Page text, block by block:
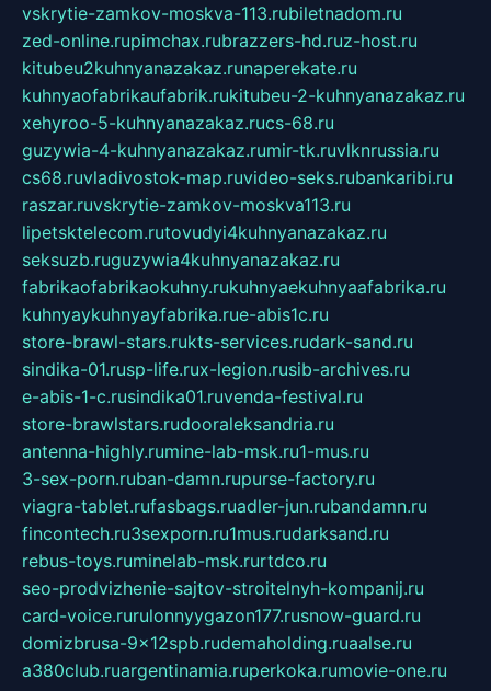
vskrytie-zamkov-moskva-113.rubiletnadom.ru
zed-online.rupimchax.rubrazzers-hd.ruz-host.ru
kitubeu2kuhnyanazakaz.runaperekate.ru
kuhnyaofabrikaufabrik.rukitubeu-2-kuhnyanazakaz.ru
xehyroo-5-kuhnyanazakaz.rucs-68.ru
guzywia-4-kuhnyanazakaz.rumir-tk.ruvlknrussia.ru
cs68.ruvladivostok-map.ruvideo-seks.rubankaribi.ru
raszar.ruvskrytie-zamkov-moskva113.ru
lipetsktelecom.rutovudyi4kuhnyanazakaz.ru
seksuzb.ruguzywia4kuhnyanazakaz.ru
fabrikaofabrikaokuhny.rukuhnyaekuhnyaafabrika.ru
kuhnyaykuhnyayfabrika.rue-abis1c.ru
store-brawl-stars.rukts-services.rudark-sand.ru
sindika-01.rusp-life.rux-legion.rusib-archives.ru
e-abis-1-c.rusindika01.ruvenda-festival.ru
store-brawlstars.rudooraleksandria.ru
antenna-highly.rumine-lab-msk.ru1-mus.ru
3-sex-porn.ruban-damn.rupurse-factory.ru
viagra-tablet.rufasbags.ruadler-jun.rubandamn.ru
fincontech.ru3sexporn.ru1mus.rudarksand.ru
rebus-toys.ruminelab-msk.rurtdco.ru
seo-prodvizhenie-sajtov-stroitelnyh-kompanij.ru
card-voice.rurulonnyygazon177.rusnow-guard.ru
domizbrusa-9x12spb.rudemaholding.ruaalse.ru
a380club.ruargentinamia.ruperkoka.rumovie-one.ru